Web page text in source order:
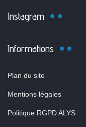
Instagram
Informations
Plan du site
Mentions légales
Politique RGPD ALYS